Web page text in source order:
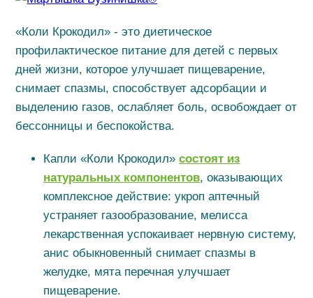
«Коли Крокодил» - это диетическое
профилактическое питание для детей с первых
дней жизни, которое улучшает пищеварение,
снимает спазмы, способствует адсорбации и
выделению газов, ослабляет боль, освобождает от
бессонницы и беспокойства.
Капли «Коли Крокодил»состоят из
натуральных компонентов, оказывающих
комплексное действие: укроп аптечный
устраняет газообразование, мелисса
лекарственная успокаивает нервную систему,
анис обыкновенный снимает спазмы в
желудке, мята перечная улучшает
пищеварение.